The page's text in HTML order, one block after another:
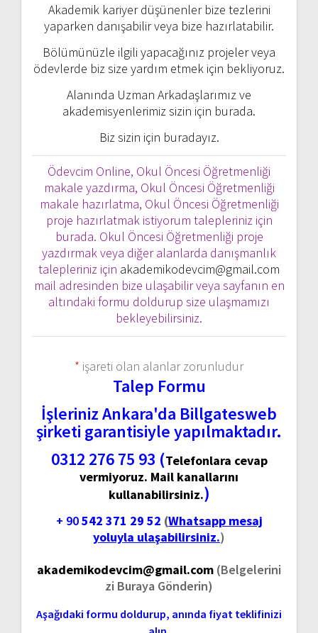
Akademik kariyer düşünenler bize tezlerini
yaparken danışabilir veya bize hazırlatabilir.
Bölümünüzle ilgili yapacağınız projeler veya
ödevlerde biz size yardım etmek için bekliyoruz.
Alanında Uzman Arkadaşlarımız ve
akademisyenlerimiz sizin için burada.
Biz sizin için buradayız.
Ödevcim Online, Okul Öncesi Öğretmenliği
makale yazdırma, Okul Öncesi Öğretmenliği
makale hazırlatma, Okul Öncesi Öğretmenliği
proje hazırlatmak istiyorum talepleriniz için
burada. Okul Öncesi Öğretmenliği proje
yazdırmak veya diğer alanlarda danışmanlık
talepleriniz için akademikodevcim@gmail.com
mail adresinden bize ulaşabilir veya sayfanın en
altındaki formu doldurup size ulaşmamızı
bekleyebilirsiniz.
* işareti olan alanlar zorunludur
Talep Formu
İşleriniz Ankara'da Billgatesweb
şirketi garantisiyle yapılmaktadır.
0312 276 75 93 (Telefonlara cevap
vermiyoruz. Mail kanallarını
kullanabilirsiniz.)
+ 90542 371 29 52 (Whatsapp mesaj
yoluyla ulaşabilirsiniz.)
akademikodevcim@gmail.com (Belgelerini
zi Buraya Gönderin)
Aşağıdaki formu doldurup, anında fiyat teklifinizi